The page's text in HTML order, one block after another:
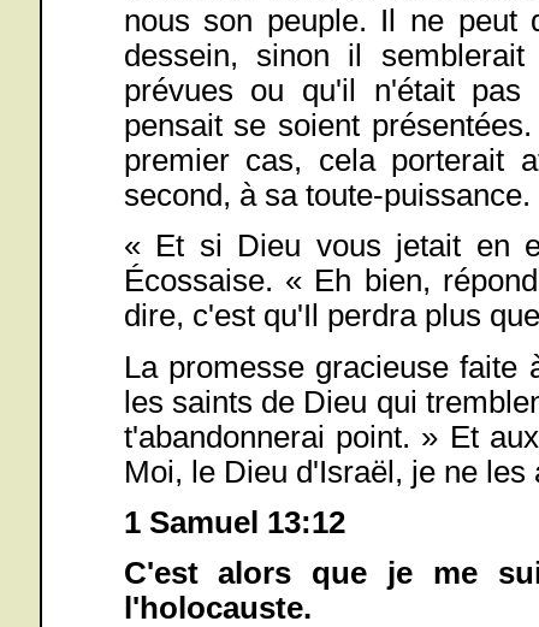
nous son peuple. Il ne peut
dessein, sinon il
prévues ou qu'il n'était
pensait se soient
premier cas, cela porterait
second, à sa toute-puissance.
« Et si Dieu vous jetait en
Écossaise. « Eh bien,
dire, c'est qu'Il perdra plus
La promesse gracieuse faite
les saints de Dieu qui
t'abandonnerai point. » Et
Moi, le Dieu d'Israël, je ne les
1 Samuel 13:12
C'est alors que je me
l'holocauste.